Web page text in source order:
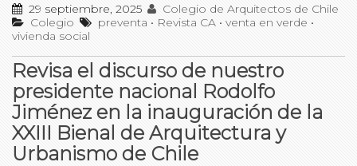
29 septiembre, 2025
Colegio de Arquitectos de Chile
Colegio
preventa • Revista CA •venta en verde •
vivienda social
Revisa el discurso de nuestro
presidente nacional Rodolfo
Jiménez en la inauguración de la
XXIII Bienal de Arquitectura y
Urbanismo de Chile